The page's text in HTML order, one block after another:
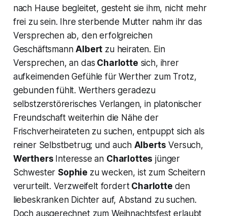
nach Hause begleitet, gesteht sie ihm, nicht mehr
frei zu sein. Ihre sterbende Mutter nahm ihr das
Versprechen ab, den erfolgreichen
GeschäftsmannAlbert zu heiraten. Ein
Versprechen, an das Charlotte sich, ihrer
aufkeimenden Gefühle für Werther zum Trotz,
gebunden fühlt. Werthers geradezu
selbstzerstörerisches Verlangen, in platonischer
Freundschaft weiterhin die Nähe der
Frischverheirateten zu suchen, entpuppt sich als
reiner Selbstbetrug; und auch Alberts Versuch,
Werthers Interesse an Charlottes jünger
Schwester Sophie zu wecken, ist zum Scheitern
verurteilt. Verzweifelt fordertCharlotte den
liebeskranken Dichter auf, Abstand zu suchen.
Doch ausgerechnet zum Weihnachtsfest erlaubt